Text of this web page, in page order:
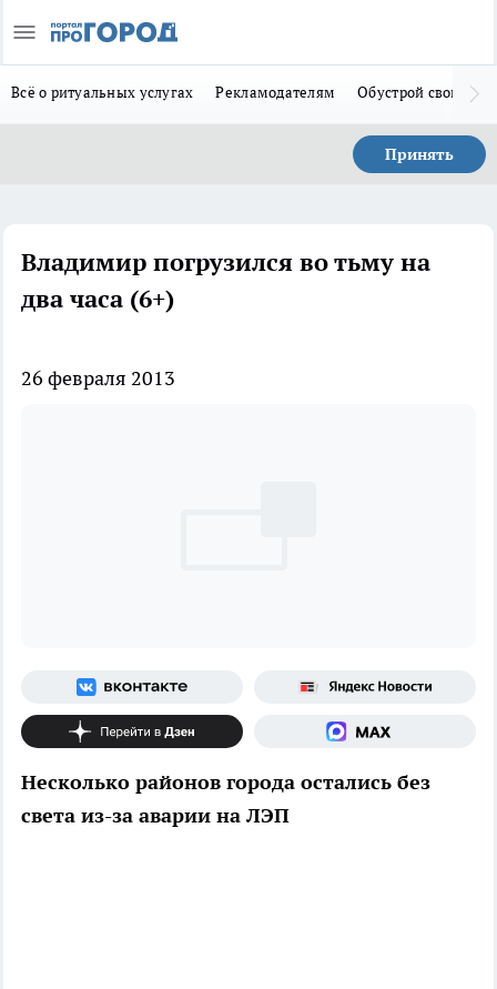
Всё о ритуальных услугах Рекламодателям Обустрой свой дом
Принять
Владимир погрузился во тьму на
два часа (6+)
26 февраля 2013
Несколько районов города остались без
света из-за аварии на ЛЭП